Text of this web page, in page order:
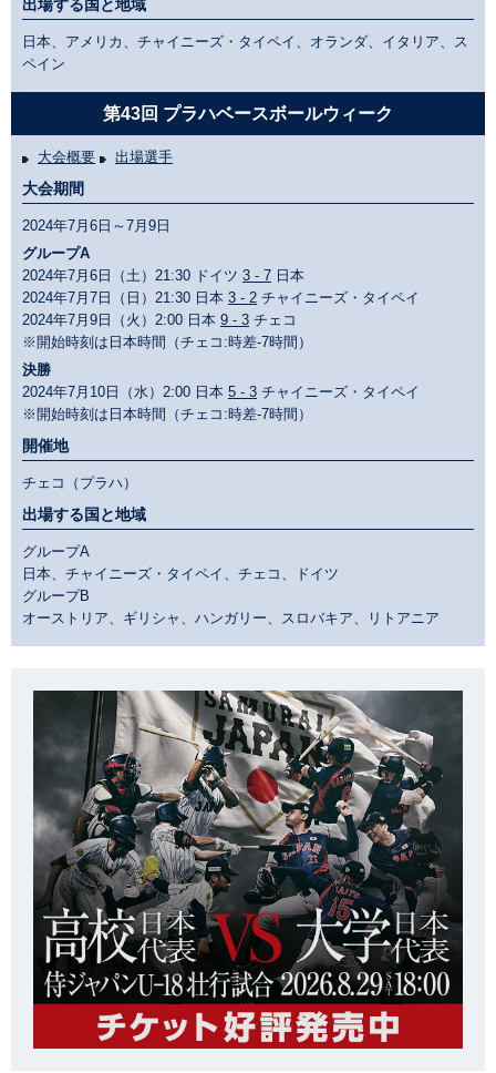
出場する国と地域
日本、アメリカ、チャイニーズ・タイペイ、オランダ、イタリア、ス
ペイン
第43回 プラハベースボールウィーク
大会概要 出場選手
大会期間
2024年7月6日～7月9日
グループA
2024年7月6日（土）21:30 ドイツ 3 - 7 日本
2024年7月7日（日）21:30 日本 3 - 2 チャイニーズ・タイペイ
2024年7月9日（火）2:00 日本 9 - 3 チェコ
※開始時刻は日本時間（チェコ:時差-7時間）
決勝
2024年7月10日（水）2:00 日本 5 - 3 チャイニーズ・タイペイ
※開始時刻は日本時間（チェコ:時差-7時間）
開催地
チェコ（プラハ）
出場する国と地域
グループA
日本、チャイニーズ・タイペイ、チェコ、ドイツ
グループB
オーストリア、ギリシャ、ハンガリー、スロバキア、リトアニア